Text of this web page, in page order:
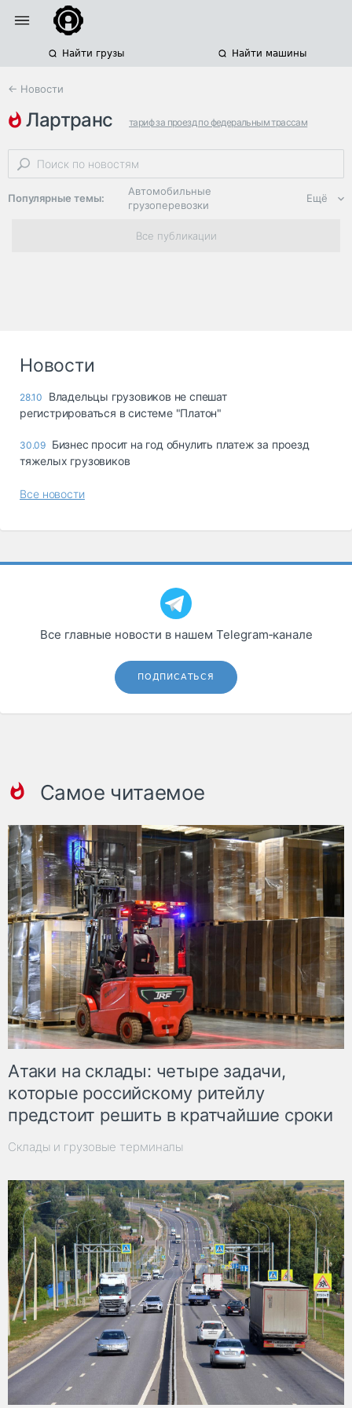
Найти грузы Найти машины
← Новости
лартранс тариф за проезд по федеральным трассам
росавтодор рт-инвест транспортные системы
Популярные темы:
Автомобильные
грузоперевозки
Региональная
логистика
опасные грузы
страхование
Спецтехника
Автосервис,
запчасти, шины
Топливо, масла и
автохимия
Ещё
Все публикации
Новости
28.10
Владельцы грузовиков не спешат
регистрироваться в системе "Платон"
30.09 Бизнес просит на год обнулить платеж за проезд
тяжелых грузовиков
Все новости
Все главные новости в нашем Telegram‑канале
ПОДПИСАТЬСЯ
Самое читаемое
Атаки на склады: четыре задачи,
которые российскому ритейлу
предстоит решить в кратчайшие сроки
Склады и грузовые терминалы